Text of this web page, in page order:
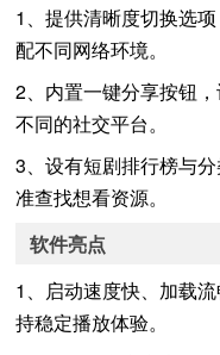
1、提供清晰度切换选
配不同网络环境。
2、内置一键分享按钮
不同的社交平台。
3、设有短剧排行榜与
准查找想看资源。
软件亮点
1、启动速度快、加载
持稳定播放体验。